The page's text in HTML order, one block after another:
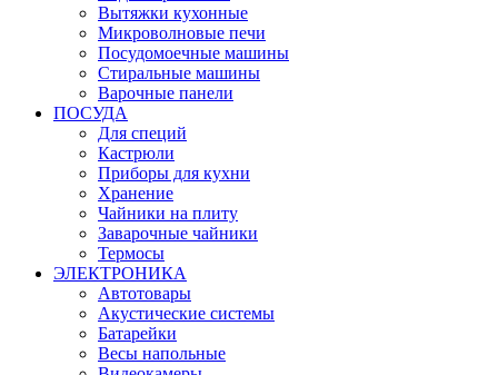
Вытяжки кухонные
Микроволновые печи
Посудомоечные машины
Стиральные машины
Варочные панели
ПОСУДА
Для специй
Кастрюли
Приборы для кухни
Хранение
Чайники на плиту
Заварочные чайники
Термосы
ЭЛЕКТРОНИКА
Автотовары
Акустические системы
Батарейки
Весы напольные